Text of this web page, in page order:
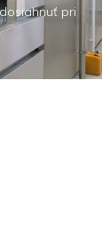
pri